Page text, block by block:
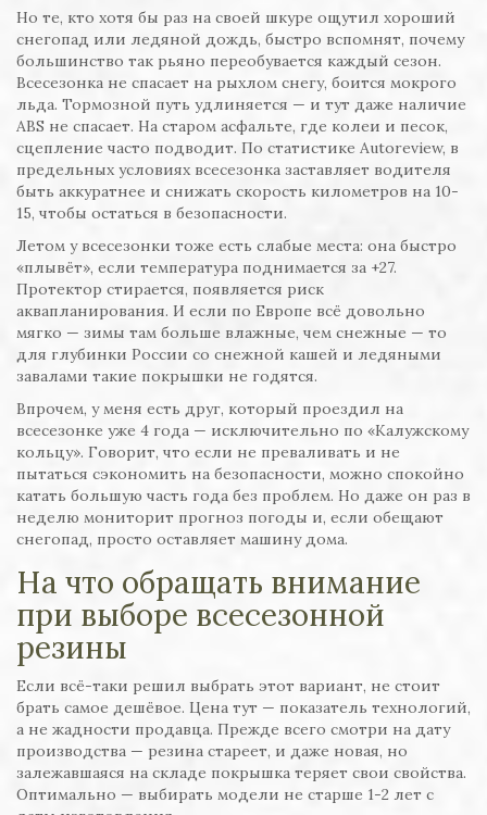
Но те, кто хотя бы раз на своей шкуре ощутил хороший
снегопад или ледяной дождь, быстро вспомнят, почему
большинство так рьяно переобувается каждый сезон.
Всесезонка не спасает на рыхлом снегу, боится мокрого
льда. Тормозной путь удлиняется — и тут даже наличие
ABS не спасает. На старом асфальте, где колеи и песок,
сцепление часто подводит. По статистике Autoreview, в
предельных условиях всесезонка заставляет водителя
быть аккуратнее и снижать скорость километров на 10-
15, чтобы остаться в безопасности.
Летом у всесезонки тоже есть слабые места: она быстро
«плывёт», если температура поднимается за +27.
Протектор стирается, появляется риск
аквапланирования. И если по Европе всё довольно
мягко — зимы там больше влажные, чем снежные — то
для глубинки России со снежной кашей и ледяными
завалами такие покрышки не годятся.
Впрочем, у меня есть друг, который проездил на
всесезонке уже 4 года — исключительно по «Калужскому
кольцу». Говорит, что если не преваливать и не
пытаться сэкономить на безопасности, можно спокойно
катать большую часть года без проблем. Но даже он раз в
неделю мониторит прогноз погоды и, если обещают
снегопад, просто оставляет машину дома.
На что обращать внимание
при выборе всесезонной
резины
Если всё-таки решил выбрать этот вариант, не стоит
брать самое дешёвое. Цена тут — показатель технологий,
а не жадности продавца. Прежде всего смотри на дату
производства — резина стареет, и даже новая, но
залежавшаяся на складе покрышка теряет свои свойства.
Оптимально — выбирать модели не старше 1-2 лет с